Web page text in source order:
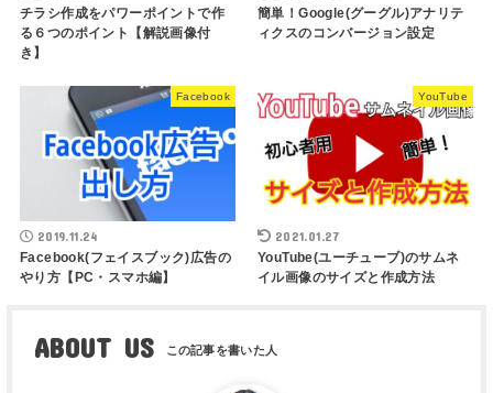
チラシ作成をパワーポイントで作
る６つのポイント【解説画像付
き】
簡単！Google(グーグル)アナリテ
ィクスのコンバージョン設定
Facebook
2019.11.24
Facebook(フェイスブック)広告の
やり方【PC・スマホ編】
YouTube
2021.01.27
YouTube(ユーチューブ)のサムネ
イル画像のサイズと作成方法
ABOUT US